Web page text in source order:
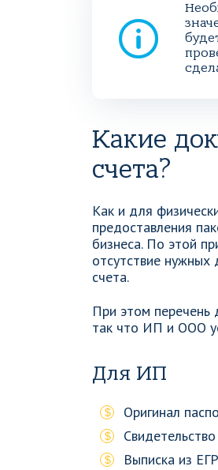
Какие
счета?
Как и для
предоставления
бизнеса. По этой
отсутствие нужных
счета.
При этом перечень
так что ИП и ООО
Для ИП
Оригинал
Выписка из